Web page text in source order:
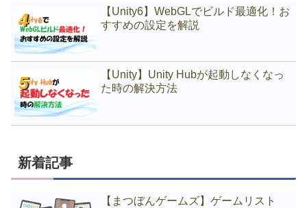
【Unity6】WebGLでビルド最適化！お
すすめの設定を解説
【Unity】Unity Hubが起動しなくなっ
た時の解決方法
新着記事
【まつぼんゲームズ】ゲームリスト